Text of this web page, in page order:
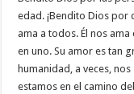
edad. ¡Bendito Dios por
ama a todos. Él nos
en uno. Su amor es tan
humanidad, a veces,
estamos en el camino